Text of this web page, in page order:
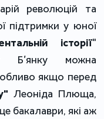
революцій та
підтримки у юної
історії"
Б’янку можна
якщо перед
Леоніда Плюща,
бакалаври, які аж